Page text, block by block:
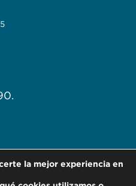
la mejor experiencia en